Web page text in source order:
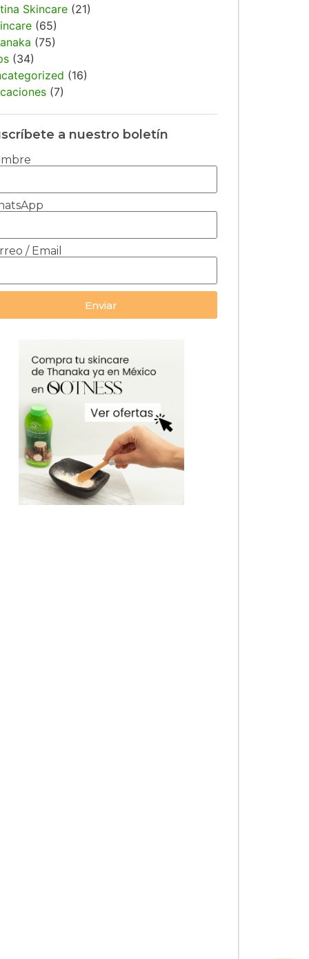
Skincare (21)
(65)
(75)
(34)
(16)
(7)
a nuestro boletín
/ Email
Enviar